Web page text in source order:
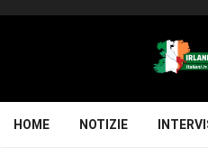
HOME NOTIZIE